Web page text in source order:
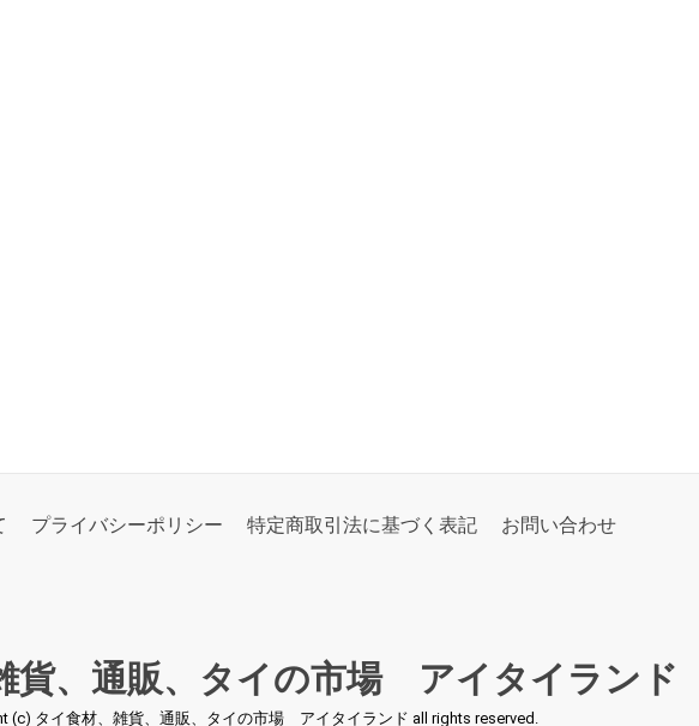
プライバシーポリシー 特定商取引法に基づく表記 お問い合わせ
貨、通販、タイの市場 アイタイランド
(c) タイ食材、雑貨、通販、タイの市場 アイタイランド all rights reserved.